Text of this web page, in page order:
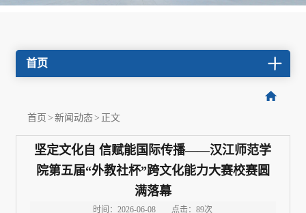
首页
首页 > 新闻动态> 正文
坚定文化自 信赋能国际传播——汉江师范学
院第五届“外教社杯”跨文化能力大赛校赛圆
满落幕
时间：2026-06-08 点击：89次